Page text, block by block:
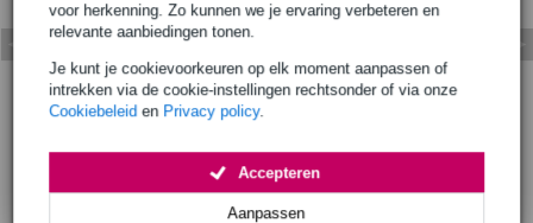
voor herkenning. Zo kunnen we je ervaring verbeteren en
relevante aanbiedingen tonen.
Je kunt je cookievoorkeuren op elk moment aanpassen of
intrekken via de cookie-instellingen rechtsonder of via onze
Cookiebeleid en Privacy policy.
Aanpassen
Accepteren